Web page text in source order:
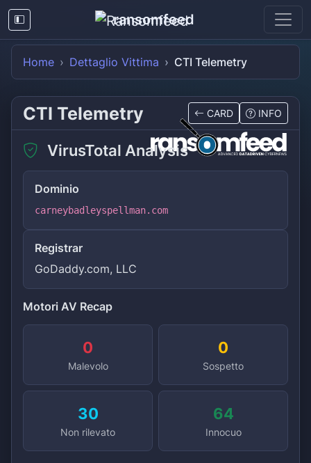
ransomfeed
Home Dettaglio Vittima CTI Telemetry
CTI Telemetry CARD INFO
VirusTotal Analysis
Dominio
carneybadleyspellman.com
Registrar
GoDaddy.com, LLC
Motori AV Recap
0
Malevolo
0
Sospetto
30
Non rilevato
64
Innocuo